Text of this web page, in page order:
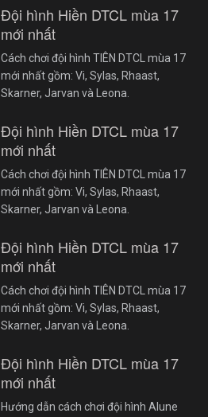
Đội hình Hiền DTCL mùa 17
mới nhất
Cách chơi đội hình TIÊN DTCL mùa 17
mới nhất gồm: Vi, Sylas, Rhaast,
Skarner, Jarvan và Leona.
Đội hình Hiền DTCL mùa 17
mới nhất
Cách chơi đội hình TIÊN DTCL mùa 17
mới nhất gồm: Vi, Sylas, Rhaast,
Skarner, Jarvan và Leona.
Đội hình Hiền DTCL mùa 17
mới nhất
Cách chơi đội hình TIÊN DTCL mùa 17
mới nhất gồm: Vi, Sylas, Rhaast,
Skarner, Jarvan và Leona.
Đội hình Hiền DTCL mùa 17
mới nhất
Hướng dẫn cách chơi đội hình Alune